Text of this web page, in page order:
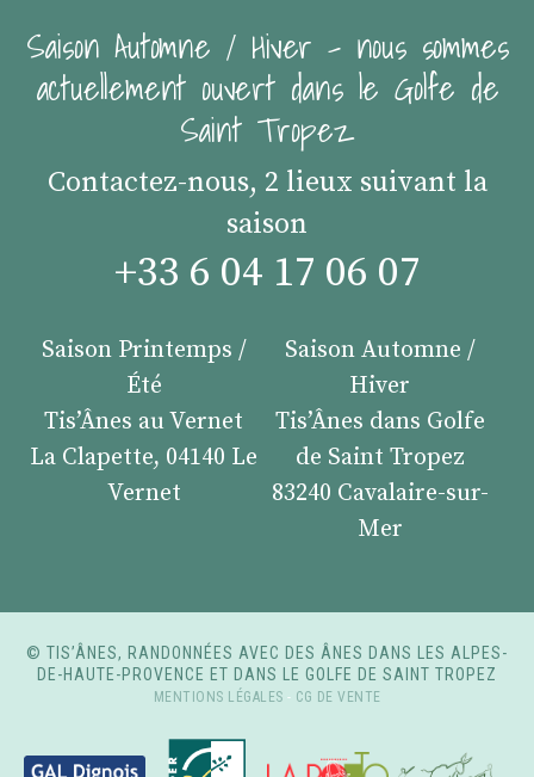
Saison Automne / Hiver - nous sommes
actuellement ouvert dans le Golfe de
Saint Tropez
Contactez-nous, 2 lieux suivant la
saison
+33 6 04 17 06 07
Saison Printemps /
Été
Tis’Ânes au Vernet
La Clapette, 04140 Le
Vernet
Saison Automne /
Hiver
Tis’Ânes dans Golfe
de Saint Tropez
83240 Cavalaire-sur-
Mer
© TIS’ÂNES, RANDONNÉES AVEC DES ÂNES DANS LES ALPES-
DE-HAUTE-PROVENCE ET DANS LE GOLFE DE SAINT TROPEZ
MENTIONS LÉGALES - CG DE VENTE